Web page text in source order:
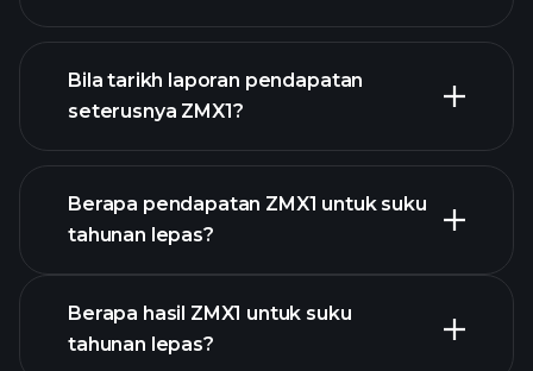
kewangan
ZMX1
Bila tarikh laporan pendapatan
seterusnya ZMX1?
Berapa pendapatan ZMX1 untuk suku
tahunan lepas?
Berapa hasil ZMX1 untuk suku
tahunan lepas?